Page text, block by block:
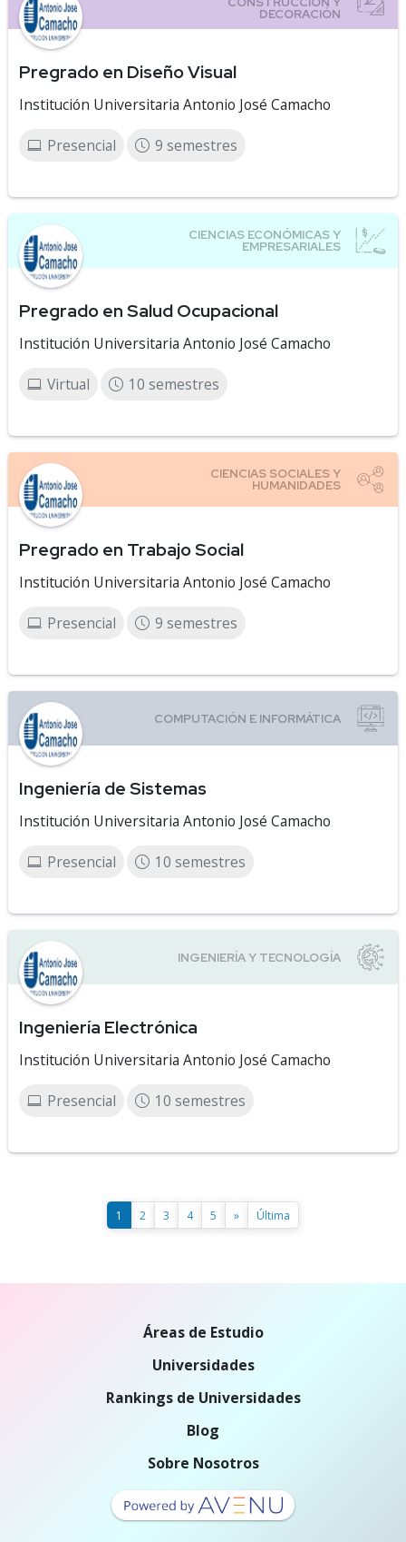
Pregrado en Diseño Visual
Institución Universitaria Antonio José Camacho
Presencial 9 semestres
Pregrado en Salud Ocupacional
Institución Universitaria Antonio José Camacho
Virtual 10 semestres
Pregrado en Trabajo Social
Institución Universitaria Antonio José Camacho
Presencial 9 semestres
Ingeniería de Sistemas
Institución Universitaria Antonio José Camacho
Presencial 10 semestres
Ingeniería Electrónica
Institución Universitaria Antonio José Camacho
Presencial 10 semestres
1 2 3 4 5 » Última
Áreas de Estudio
Universidades
Rankings de Universidades
Blog
Sobre Nosotros